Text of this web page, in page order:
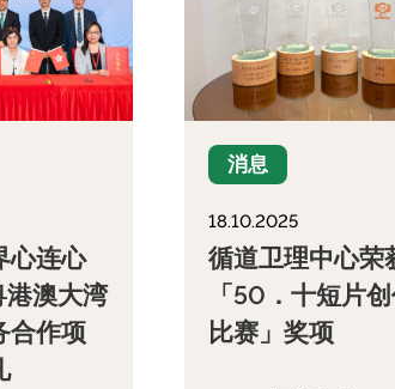
心连心
港澳大湾
合作项
消息
18.10.2025
循道卫理中心荣
「50．十短片
比赛」奖项